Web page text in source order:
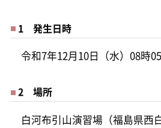
1 発生日時
令和7年12月10日（水）08時
2 場所
白河布引山演習場（福島県西